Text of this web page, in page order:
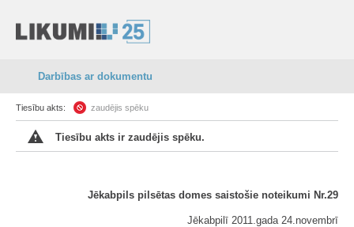
Darbības ar dokumentu
Tiesību akts: zaudējis spēku
Tiesību akts ir zaudējis spēku.
Jēkabpils pilsētas domes saistošie noteikumi Nr.29
Jēkabpilī 2011.gada 24.novembrī